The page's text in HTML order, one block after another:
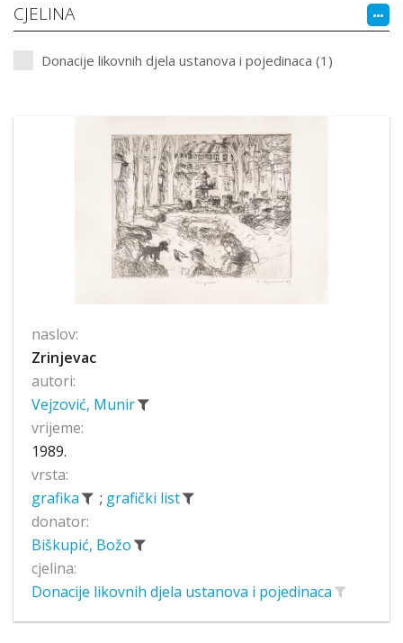
CJELINA
Donacije likovnih djela ustanova i pojedinaca (1)
naslov:
Zrinjevac
autori:
Vejzović, Munir
vrijeme:
1989.
vrsta:
grafika
; grafički list
donator:
Biškupić, Božo
cjelina:
Donacije likovnih djela ustanova i pojedinaca